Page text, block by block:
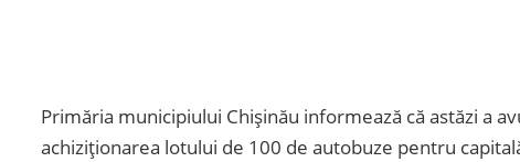
Primăria municipiului Chișinău informează că astăzi a
achiziționarea lotului de 100 de autobuze pentru